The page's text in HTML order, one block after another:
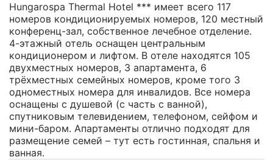
Hungarospa Thermal Hotel *** имеет всего 117
номеров кондиционируемых номеров, 120 местный
конференц-зал, собственное лечебное отделение.
4-этажный отель оснащен центральным
кондиционером и лифтом. В отеле находятся 105
двухместных номеров, 3 апартамента, 6
трёхместных семейных номеров, кроме того 3
одноместных номера для инвалидов. Все номера
оснащены с душевой (с часть с ванной),
спутниковым телевидением, телефоном, сейфом и
мини-баром. Апартаменты отлично подходят для
размещение семей – тут есть гостинная, спальня и
ванная.